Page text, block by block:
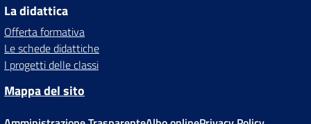
La didattica
Offerta formativa
Le schede didattiche
I progetti delle classi
Mappa del sito